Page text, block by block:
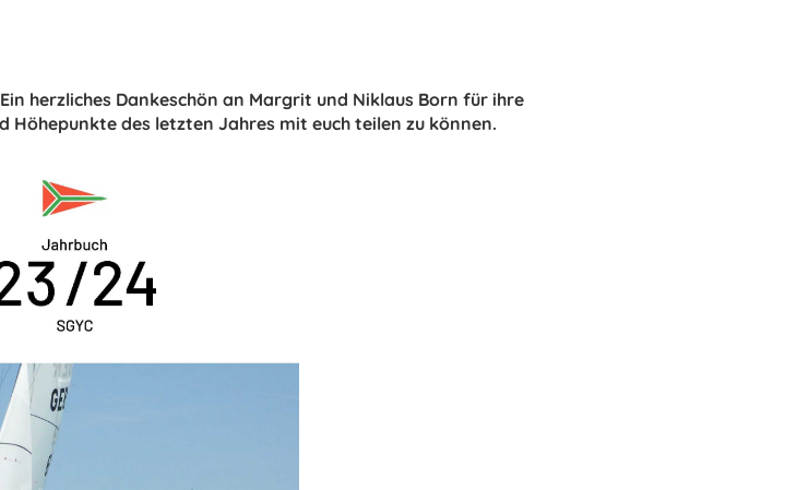
herzliches Dankeschön an Margrit und Niklaus Born für ihre
des letzten Jahres mit euch teilen zu können.